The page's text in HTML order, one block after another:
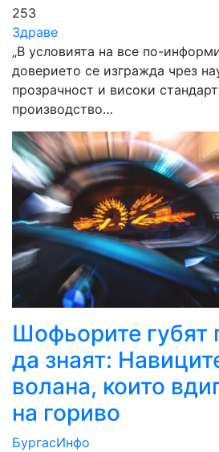
253
Здраве
„В условията на все по-
доверието се изгражда чрез
прозрачност и високи
производство…
Шофьорите губят
да знаят:
волана, които
на гориво
БургасИнфо